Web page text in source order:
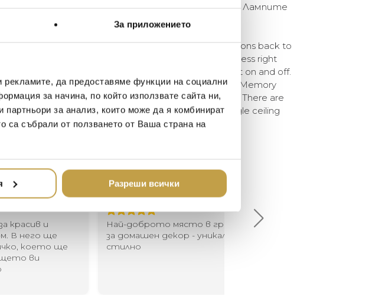
За приложението
да предоставяме функции на социални
за начина, по който използвате сайта ни,
за анализ, които може да я комбинират
са събрали от ползването от Ваша страна на
Разреши всички
на множество лампи на един таван. Лампите
се предлагат без електрическа крушка.
Memory collection awakens the imagination and beckons back to
childhood. The illusion of inflated balloons is flawless right
to the dangling string, which serves to switch the light on and off.
is beauty in its simplest and most persuasive form. The Memory
consists of ceiling and wall versions in three sizes. There are
sets that allow multiple lights to be combined on a single ceiling
Memory are not supplied with a light source.
и
ще
ще
Ивелина Линковска
Най-доброто място в града
за домашен декор - уникално и
стилно
Хареса ми